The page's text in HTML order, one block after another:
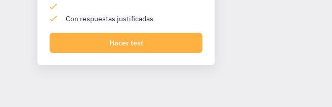
Con respuestas justificadas
Hacer test